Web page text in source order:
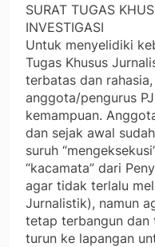
SURAT TUGAS
INVESTIGASI
Untuk menyelidiki
Tugas Khusus
terbatas dan
anggota/pengurus
kemampuan.
dan sejak awal
suruh
“kacamata” dari
agar tidak terlalu
Jurnalistik), namun
tetap terbangun dan
turun ke lapangan